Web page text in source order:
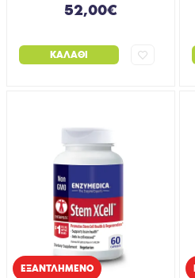
52,00€
ΚΑΛΆΘΙ
EΞΑΝΤΛΗΜΈΝΟ